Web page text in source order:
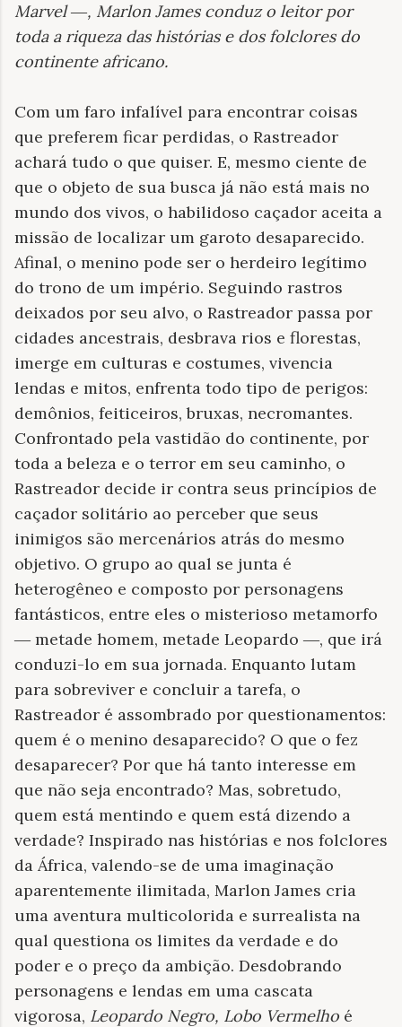
Marvel ―, Marlon James conduz o leitor por
toda a riqueza das histórias e dos folclores do
continente africano.
Com um faro infalível para encontrar coisas
que preferem ficar perdidas, o Rastreador
achará tudo o que quiser. E, mesmo ciente de
que o objeto de sua busca já não está mais no
mundo dos vivos, o habilidoso caçador aceita a
missão de localizar um garoto desaparecido.
Afinal, o menino pode ser o herdeiro legítimo
do trono de um império. Seguindo rastros
deixados por seu alvo, o Rastreador passa por
cidades ancestrais, desbrava rios e florestas,
imerge em culturas e costumes, vivencia
lendas e mitos, enfrenta todo tipo de perigos:
demônios, feiticeiros, bruxas, necromantes.
Confrontado pela vastidão do continente, por
toda a beleza e o terror em seu caminho, o
Rastreador decide ir contra seus princípios de
caçador solitário ao perceber que seus
inimigos são mercenários atrás do mesmo
objetivo. O grupo ao qual se junta é
heterogêneo e composto por personagens
fantásticos, entre eles o misterioso metamorfo
― metade homem, metade Leopardo ―, que irá
conduzi-lo em sua jornada. Enquanto lutam
para sobreviver e concluir a tarefa, o
Rastreador é assombrado por questionamentos:
quem é o menino desaparecido? O que o fez
desaparecer? Por que há tanto interesse em
que não seja encontrado? Mas, sobretudo,
quem está mentindo e quem está dizendo a
verdade? Inspirado nas histórias e nos folclores
da África, valendo-se de uma imaginação
aparentemente ilimitada, Marlon James cria
uma aventura multicolorida e surrealista na
qual questiona os limites da verdade e do
poder e o preço da ambição. Desdobrando
personagens e lendas em uma cascata
vigorosa, Leopardo Negro, Lobo Vermelho é